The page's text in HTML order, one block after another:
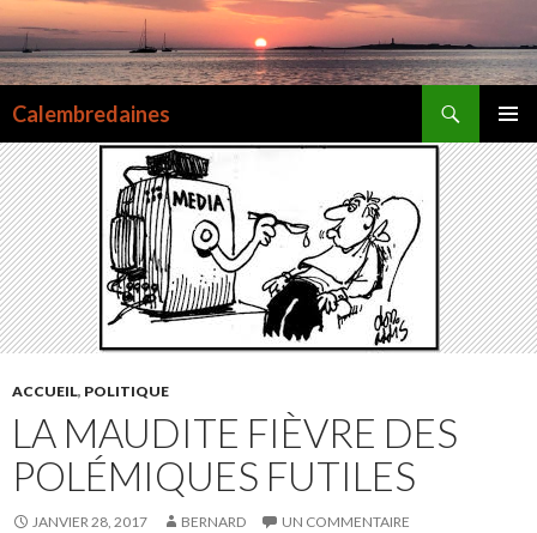
Calembredaines
MENU
AU
CONTENU
ACCUEIL, POLITIQUE
LA MAUDITE FIÈVRE DES
POLÉMIQUES FUTILES
JANVIER 28, 2017 BERNARD UN COMMENTAIRE